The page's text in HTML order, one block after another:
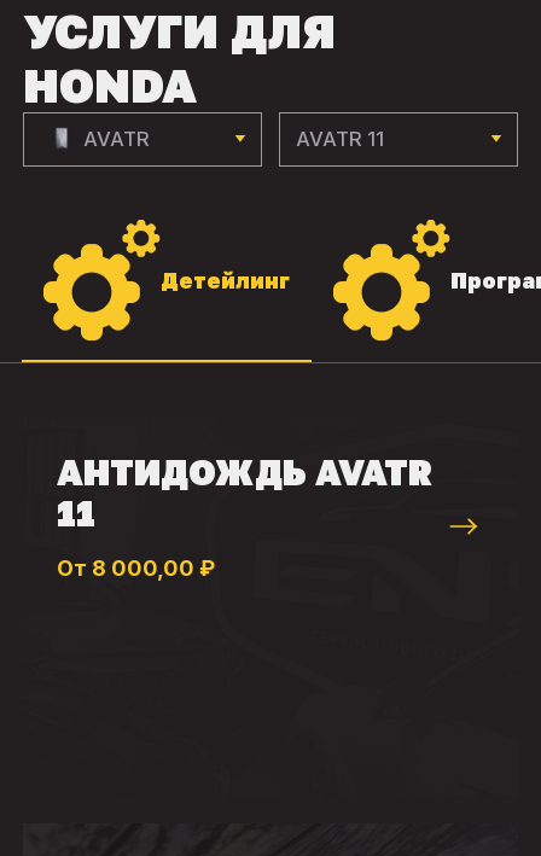
УСЛУГИ ДЛЯ
HONDA
AVATR AVATR 11
Детейлинг
АНТИДОЖДЬ AVATR
11
От 8 000,00 ₽